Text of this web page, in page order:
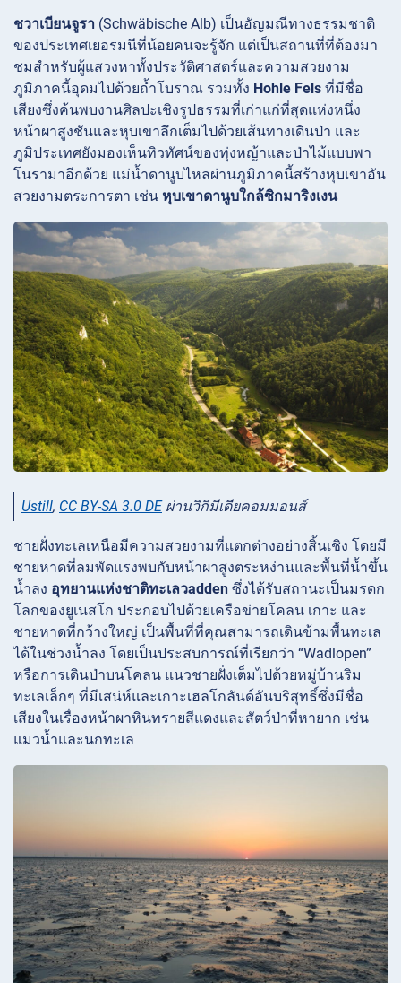
ชวาเบียนจูรา (Schwäbische Alb) เป็นอัญมณีทางธรรมชาติ
ของประเทศเยอรมนีที่น้อยคนจะรู้จัก แต่เป็นสถานที่ที่ต้องมา
ชมสำหรับผู้แสวงหาทั้งประวัติศาสตร์และความสวยงาม
ภูมิภาคนี้อุดมไปด้วยถ้ำโบราณ รวมทั้ง Hohle Fels ที่มีชื่อ
เสียงซึ่งค้นพบงานศิลปะเชิงรูปธรรมที่เก่าแก่ที่สุดแห่งหนึ่ง
หน้าผาสูงชันและหุบเขาลึกเต็มไปด้วยเส้นทางเดินป่า และ
ภูมิประเทศยังมองเห็นทิวทัศน์ของทุ่งหญ้าและป่าไม้แบบพา
โนรามาอีกด้วย แม่น้ำดานูบไหลผ่านภูมิภาคนี้สร้างหุบเขาอัน
สวยงามตระการตา เช่น หุบเขาดานูบใกล้ซิกมาริงเงน
Ustill, CC BY-SA 3.0 DEผ่านวิกิมีเดียคอมมอนส์
ชายฝั่งทะเลเหนือมีความสวยงามที่แตกต่างอย่างสิ้นเชิง โดยมี
ชายหาดที่ลมพัดแรงพบกับหน้าผาสูงตระหง่านและพื้นที่น้ำขึ้น
น้ำลง อุทยานแห่งชาติทะเลวadden ซึ่งได้รับสถานะเป็นมรดก
โลกของยูเนสโก ประกอบไปด้วยเครือข่ายโคลน เกาะ และ
ชายหาดที่กว้างใหญ่ เป็นพื้นที่ที่คุณสามารถเดินข้ามพื้นทะเล
ได้ในช่วงน้ำลง โดยเป็นประสบการณ์ที่เรียกว่า “Wadlopen”
หรือการเดินป่าบนโคลน แนวชายฝั่งเต็มไปด้วยหมู่บ้านริม
ทะเลเล็กๆ ที่มีเสน่ห์และเกาะเฮลโกลันด์อันบริสุทธิ์ซึ่งมีชื่อ
เสียงในเรื่องหน้าผาหินทรายสีแดงและสัตว์ป่าที่หายาก เช่น
แมวน้ำและนกทะเล